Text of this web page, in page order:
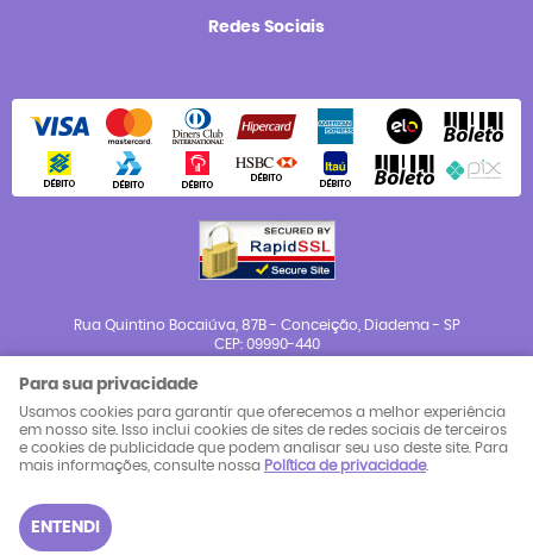
Redes Sociais
Rua Quintino Bocaiúva, 87B- Conceição, Diadema- SP
CEP: 09990-440
LOJA VIRTUAL CRIADA POR
Para sua privacidade
Usamos cookies para garantir que oferecemos a melhor experiência
em nosso site. Isso inclui cookies de sites de redes sociais de terceiros
e cookies de publicidade que podem analisar seu uso deste site. Para
mais informações, consulte nossa Política de privacidade.
ENTENDI